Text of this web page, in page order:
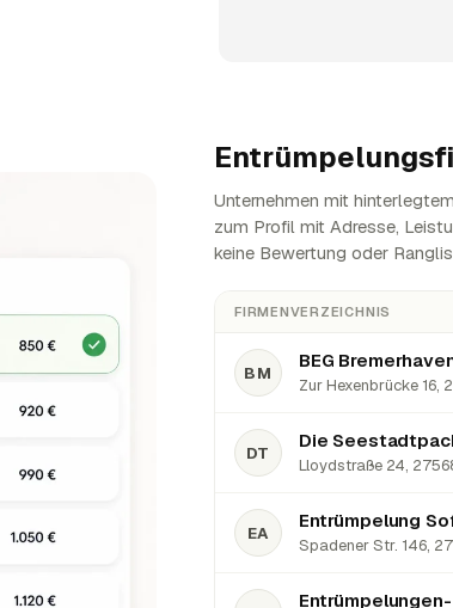
Unternehmen mit
zum Profil mit Adresse,
keine Bewertung oder
FIRMENVERZEICHNIS
BM
BEG
Zur Hexenbrücke 16,
DT
Lloydstraße 24,
EA
Spadener Str. 146,